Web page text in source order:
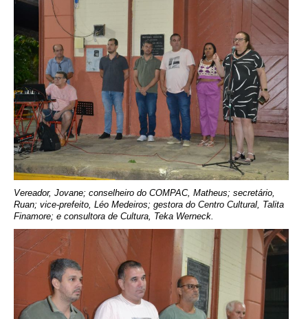
Vereador, Jovane; conselheiro do COMPAC, Matheus; secretário,
Ruan; vice-prefeito, Léo Medeiros; gestora do Centro Cultural, Talita
Finamore; e consultora de Cultura, Teka Werneck.